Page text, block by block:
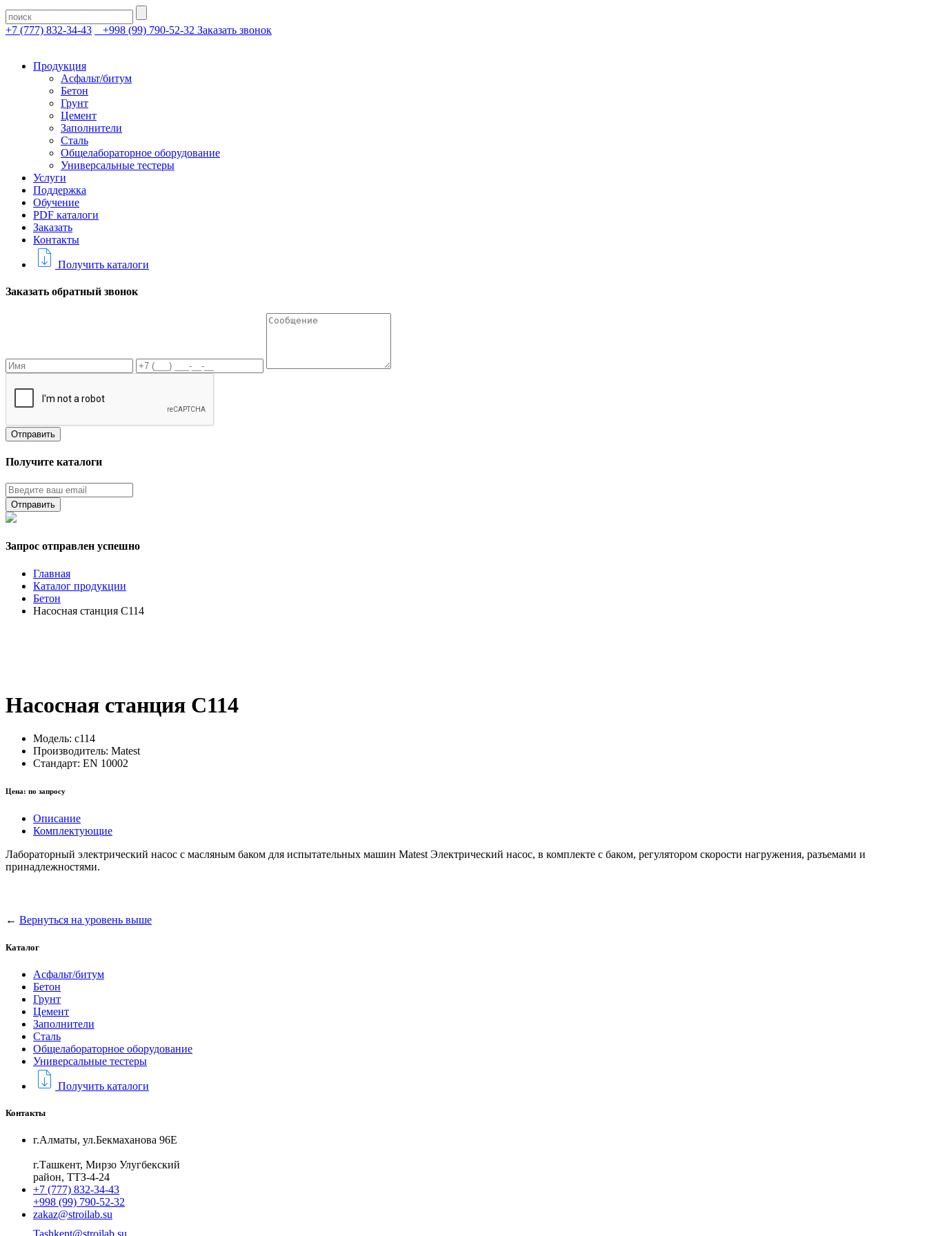
+7 (777) 832-34-43 +998 (99) 790-52-32 Заказать звонок
Продукция
Асфальт/битум
Бетон
Грунт
Цемент
Заполнители
Сталь
Общелабораторное оборудование
Универсальные тестеры
Услуги
Поддержка
Обучение
PDF каталоги
Заказать
Контакты
Получить каталоги
Заказать обратный звонок
Получите каталоги
Запрос отправлен успешно
Главная
Каталог продукции
Бетон
Насосная станция C114
Насосная станция C114
Модель: c114
Производитель: Matest
Стандарт: EN 10002
Цена: по запросу
Описание
Комплектующие
Лабораторный электрический насос с масляным баком для испытательных машин Matest Электрический насос, в комплекте с баком, регулятором скорости нагружения, разъемами и
принадлежностями.
← Вернуться на уровень выше
Каталог
Асфальт/битум
Бетон
Грунт
Цемент
Заполнители
Сталь
Общелабораторное оборудование
Универсальные тестеры
Получить каталоги
Контакты
г.Алматы, ул.Бекмаханова 96Е
г.Ташкент, Мирзо Улугбекский
район, ТТЗ-4-24
+7 (777) 832-34-43
+998 (99) 790-52-32
zakaz@stroilab.su
Tashkent@stroilab.su